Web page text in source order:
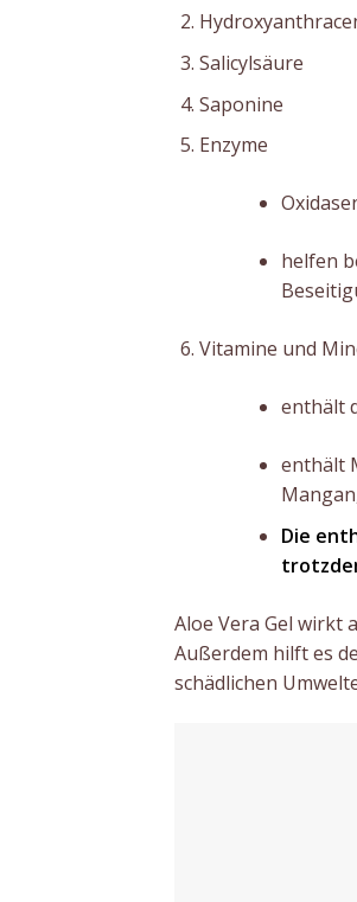
Salicylsäure
Saponine
Enzyme
helfen
Vitamine und
enthält
enthält
Die
Aloe Vera Gel wirkt
Außerdem hilft es
schädlichen